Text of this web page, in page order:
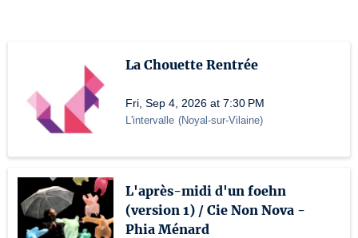
La Chouette Rentrée
Fri, Sep 4, 2026 at 7:30 PM
L'intervalle (Noyal-sur-Vilaine)
L'après-midi d'un foehn
(version 1) / Cie Non Nova -
Phia Ménard